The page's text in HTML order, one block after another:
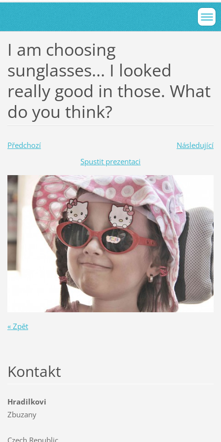
I am choosing
sunglasses... I looked
really good in those. What
do you think?
Předchozí
Následující
Spustit prezentaci
« Zpět
Kontakt
Hradilkovi
Zbuzany